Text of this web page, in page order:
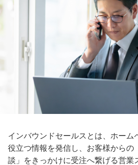
インバウンドセールスとは、ホーム
役立つ情報を発信し、お客様からの
談」をきっかけに受注へ繋げる営業